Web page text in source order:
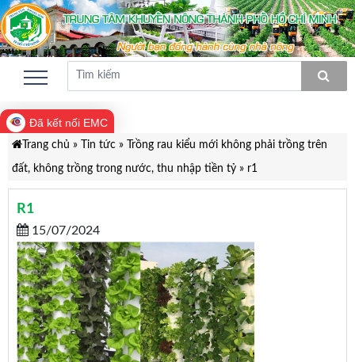
Đã kết nối EMC
Trang chủ » Tin tức»
Trồng rau kiểu mới không phải trồng trên
đất, không trồng trong nước, thu nhập tiền tỷ» r1
R1
15/07/2024